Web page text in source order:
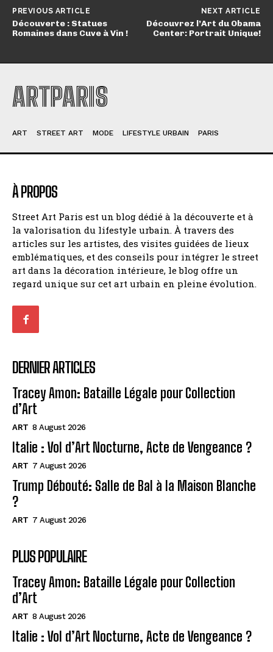
PREVIOUS ARTICLE
Découverte : Statues
Romaines dans Cuve à Vin !
NEXT ARTICLE
Découvrez l’Art du Obama
Center: Portrait Unique!
ARTPARIS
ART STREET ART MODE LIFESTYLE URBAIN PARIS
À PROPOS
Street Art Paris est un blog dédié à la découverte et à
la valorisation du lifestyle urbain. À travers des
articles sur les artistes, des visites guidées de lieux
emblématiques, et des conseils pour intégrer le street
art dans la décoration intérieure, le blog offre un
regard unique sur cet art urbain en pleine évolution.
DERNIER ARTICLES
Tracey Amon: Bataille Légale pour Collection
d’Art
ART 8 August 2026
Italie : Vol d’Art Nocturne, Acte de Vengeance ?
ART 7 August 2026
Trump Débouté: Salle de Bal à la Maison Blanche
?
ART 7 August 2026
PLUS POPULAIRE
Tracey Amon: Bataille Légale pour Collection
d’Art
ART 8 August 2026
Italie : Vol d’Art Nocturne, Acte de Vengeance ?